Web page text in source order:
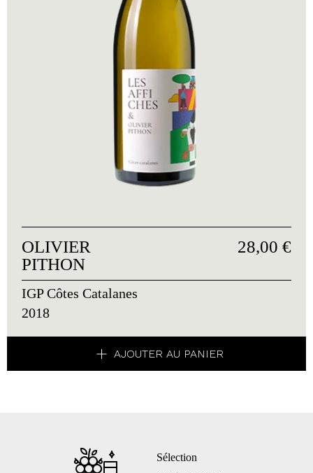
OLIVIER
PITHON
28,00 €
IGP Côtes Catalanes
2018
AJOUTER AU PANIER
Sélection